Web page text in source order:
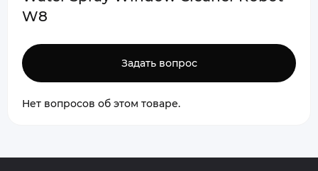
W8
Задать вопрос
Нет вопросов об этом товаре.